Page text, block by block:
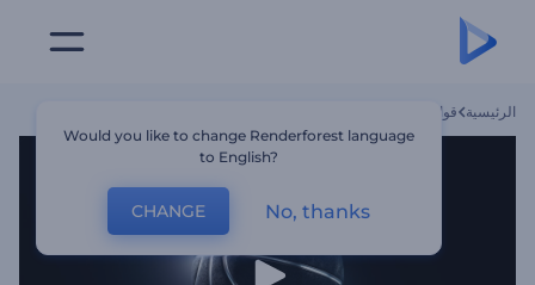
الرئيسية قوالب
Would you like to change Renderforest language
to English?
CHANGE No, thanks